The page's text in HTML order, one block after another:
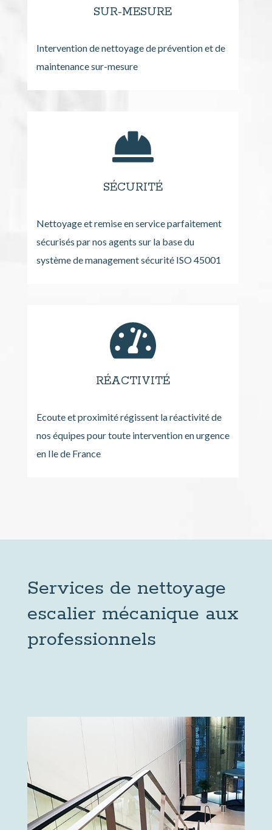
SUR-MESURE
Intervention de nettoyage de prévention et de
maintenance sur-mesure
SÉCURITÉ
Nettoyage et remise en service parfaitement
sécurisés par nos agents sur la base du
système de management sécurité ISO 45001
RÉACTIVITÉ
Ecoute et proximité régissent la réactivité de
nos équipes pour toute intervention en urgence
en Ile de France
Services de nettoyage
escalier mécanique aux
professionnels